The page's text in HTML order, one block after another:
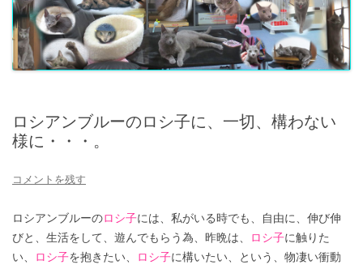
ス
キ
ッ
プ
ロシアンブルーのロシ子に、一切、構わない
様に・・・。
コメントを残す
ロシアンブルーのロシ子には、私がいる時でも、自由に、伸び伸
びと、生活をして、遊んでもらう為、昨晩は、
ロシ子に触りた
い、
ロシ子を抱きたい、 ロシ子に構いたい、という、物凄い衝動